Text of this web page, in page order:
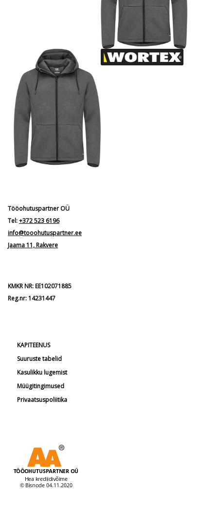
Tööohutuspartner OÜ
Tel:+372 523 6196
info@tooohutuspartner.ee
Jaama 11, Rakvere
KMKR NR: EE102071885
Reg.nr: 14231447
KAPITEENUS
Suuruste tabelid
Kasulikku lugemist
Müügitingimused
Privaatsuspoliitika